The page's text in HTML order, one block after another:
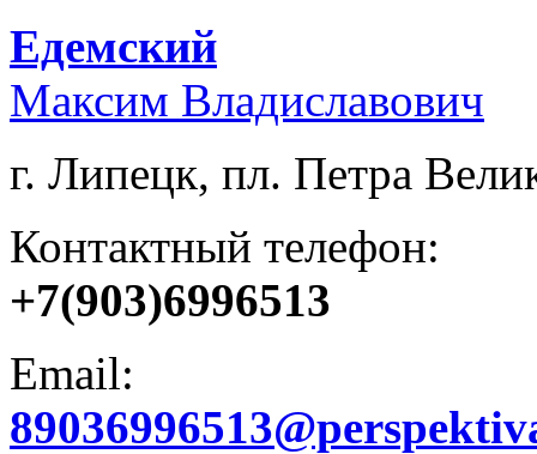
Едемский
Максим Владиславович
г. Липецк, пл. Петра
Контактный телефон:
+7(903)6996513
Email: